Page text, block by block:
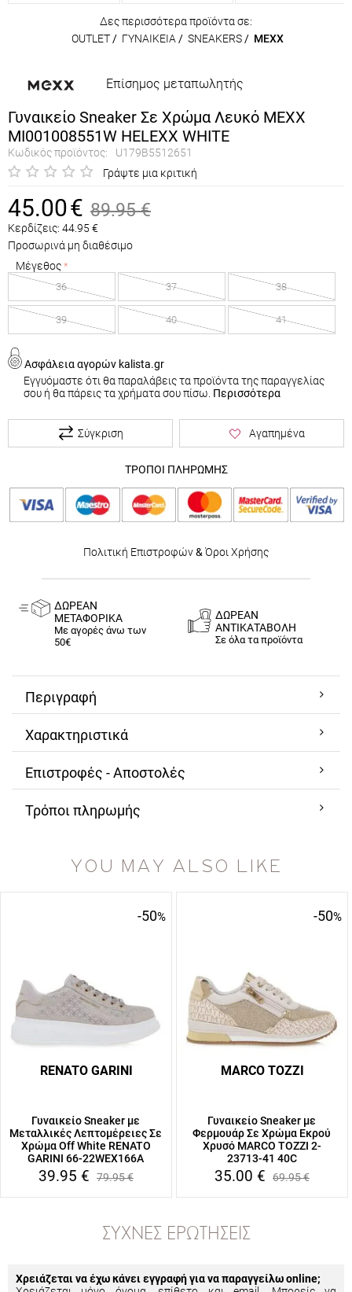
Δες περισσότερα προϊόντα σε:
OUTLET/ ΓΥΝΑΙΚΕΙΑ / SNEAKERS/ MEXX
Επίσημος μεταπωλητής
Γυναικείο Sneaker Σε Χρώμα Λευκό MEXX
MI001008551W HELEXX WHITE
Κωδικός προϊόντος:
U179B5512651
Γράψτε μια κριτική
45.00€ 89.95 €
Κερδίζεις: 44.95 €
Προσωρινά μη διαθέσιμο
Μέγεθος
36 37 38
39 40 41
Ασφάλεια αγορών kalista.gr
Εγγυόμαστε ότι θα παραλάβεις τα προϊόντα της παραγγελίας
σου ή θα πάρεις τα χρήματα σου πίσω. Περισσότερα
Σύγκριση Αγαπημένα
ΤΡΟΠΟΙ ΠΛΗΡΩΜΗΣ
Πολιτική Επιστροφών& Όροι Χρήσης
ΔΩΡΕΑΝ
ΜΕΤΑΦΟΡΙΚΑ
Με αγορές άνω των
50€
ΔΩΡΕΑΝ
ΑΝΤΙΚΑΤΑΒΟΛΗ
Σε όλα τα προϊόντα
Περιγραφή
Χαρακτηριστικά
Επιστροφές - Αποστολές
Τρόποι πληρωμής
YOU MAY ALSO LIKE
-50%
RENATO GARINI
Γυναικείο Sneaker με
Μεταλλικές Λεπτομέρειες Σε
Χρώμα Off White RENATO
GARINI 66-22WEX166A
39.95 € 79.95€
-50%
MARCO TOZZI
Γυναικείο Sneaker με
Φερμουάρ Σε Χρώμα Εκρού
Χρυσό MARCO TOZZI 2-
23713-41 40C
35.00 € 69.95€
ΣΥΧΝΈΣ ΕΡΩΤΉΣΕΙΣ
Χρειάζεται να έχω κάνει εγγραφή για να παραγγείλω online;